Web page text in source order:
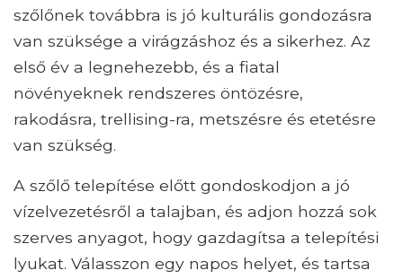
szőlőnek továbbra is jó kulturális gondozásra
van szüksége a virágzáshoz és a sikerhez. Az
első év a legnehezebb, és a fiatal
növényeknek rendszeres öntözésre,
rakodásra, trellising-ra, metszésre és etetésre
van szükség.
A szőlő telepítése előtt gondoskodjon a jó
vízelvezetésről a talajban, és adjon hozzá sok
szerves anyagot, hogy gazdagítsa a telepítési
lyukat. Válasszon egy napos helyet, és tartsa